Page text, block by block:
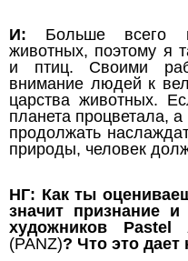
И: Больше всего
животных, поэтому я
и птиц. Своими
внимание людей к
царства животных.
планета процветала,
продолжать
природы, человек
НГ: Как ты
значит признание и
художников
(PANZ)? Что это дает